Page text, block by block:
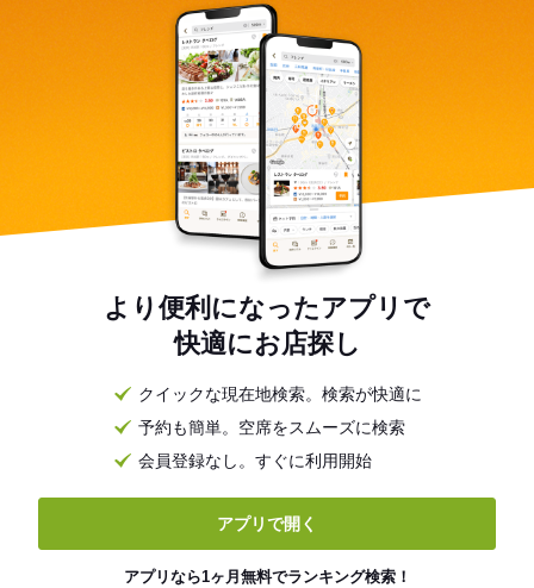
より便利になったアプリで
快適にお店探し
クイックな現在地検索。検索が快適に
予約も簡単。空席をスムーズに検索
会員登録なし。すぐに利用開始
アプリで開く
アプリなら1ヶ月無料でランキング検索！